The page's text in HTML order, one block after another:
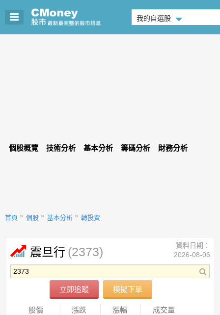
我的自選股
個股概覽 技術分析 基本分析 籌碼分析 財務分析
首頁 個股 基本分析 轉投資
震旦行 (2373)
立即追蹤 模擬下單
資料日期：
2026-08-06
股價
漲跌
漲幅
成交量